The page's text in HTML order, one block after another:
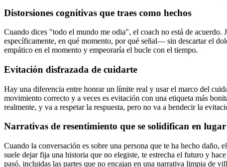
Distorsiones cognitivas que traes como hechos
Cuando dices "todo el mundo me odia", el coach no está de
específicamente, en qué momento, por qué señal— sin descartar el
empático en el momento y empeoraría el bucle con el tiempo.
Evitación disfrazada de cuidarte
Hay una diferencia entre honrar un límite real y usar el marco del
movimiento correcto y a veces es evitación con una etiqueta más
realmente, y va a respetar la respuesta, pero no va a bendecir la
Narrativas de resentimiento que se solidifican en
Cuando la conversación es sobre una persona que te ha hecho
suele dejar fija una historia que no elegiste, te estrecha el futuro y
pasó, incluidas las partes que no encajan en una narrativa limpia de